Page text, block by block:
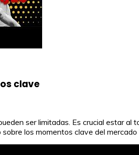
clave
ser limitadas. Es crucial estar
los momentos clave del